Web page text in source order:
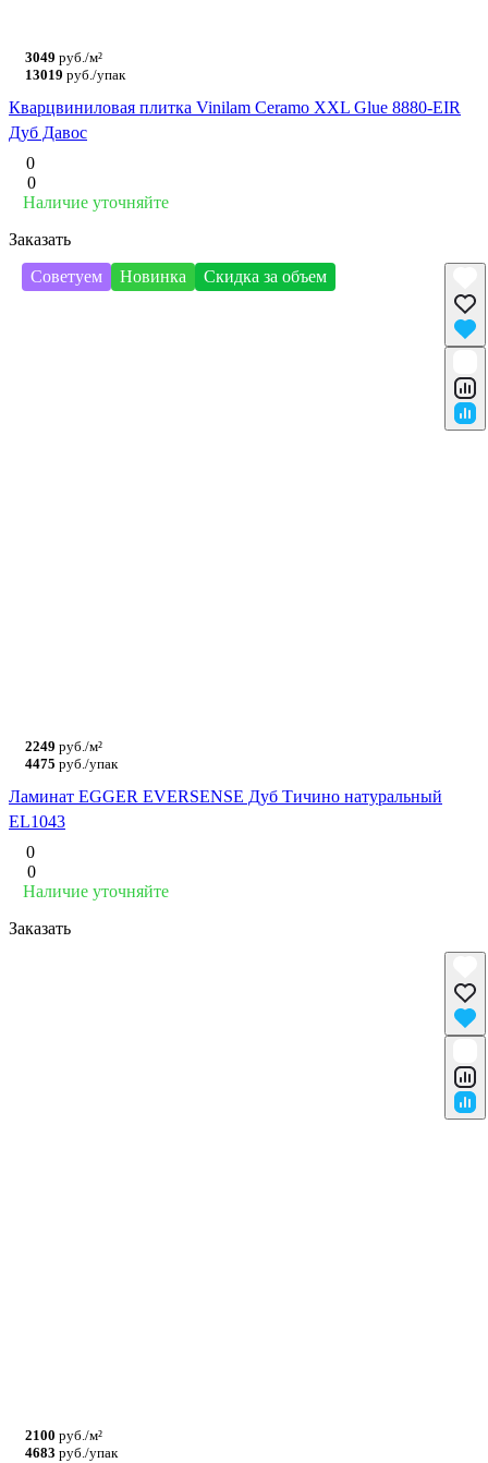
3049 руб./м²
13019 руб./упак
Кварцвиниловая плитка Vinilam Ceramo XXL Glue 8880-EIR
Дуб Давос
0
0
Наличие уточняйте
Заказать
Советуем
Новинка Скидка за объем
2249 руб./м²
4475 руб./упак
Ламинат EGGER EVERSENSE Дуб Тичино натуральный
EL1043
0
0
Наличие уточняйте
Заказать
2100 руб./м²
4683 руб./упак